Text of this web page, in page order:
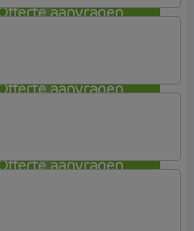
aanvragen
aanvragen
aanvragen